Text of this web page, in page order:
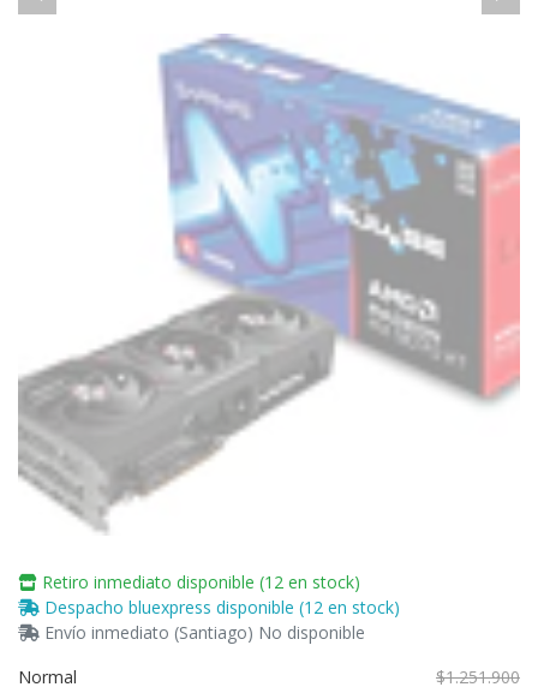
Retiro inmediato disponible (12 en stock)
Despacho bluexpress disponible (12 en stock)
Envío inmediato (Santiago) No disponible
Normal
$1.251.900